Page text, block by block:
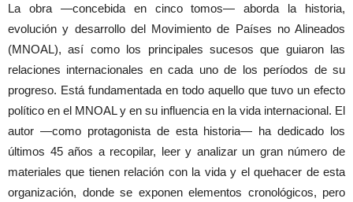
La obra —concebida en cinco tomos— aborda la historia,
evolución y desarrollo del Movimiento de Países no Alineados
(MNOAL), así como los principales sucesos que guiaron las
relaciones internacionales en cada uno de los períodos de su
progreso. Está fundamentada en todo aquello que tuvo un efecto
político en el MNOAL y en su influencia en la vida internacional. El
autor —como protagonista de esta historia— ha dedicado los
últimos 45 años a recopilar, leer y analizar un gran número de
materiales que tienen relación con la vida y el quehacer de esta
organización, donde se exponen elementos cronológicos, pero